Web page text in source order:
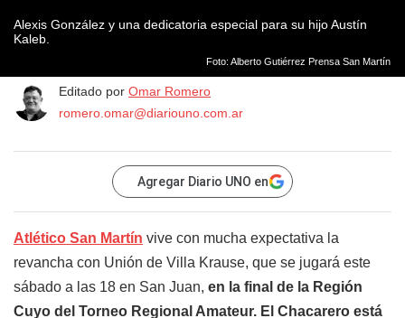
Alexis González y una dedicatoria especial para su hijo Austín
Kaleb.
Foto: Alberto Gutiérrez Prensa San Martín
Editado por Omar Romero
romero.omar@diariouno.com.ar
Agregar Diario UNO en
Atlético San Martín vive con mucha expectativa la
revancha con Unión de Villa Krause, que se jugará este
sábado a las 18 en San Juan, en la final de la Región
Cuyo del Torneo Regional Amateur. E l Chacarero está